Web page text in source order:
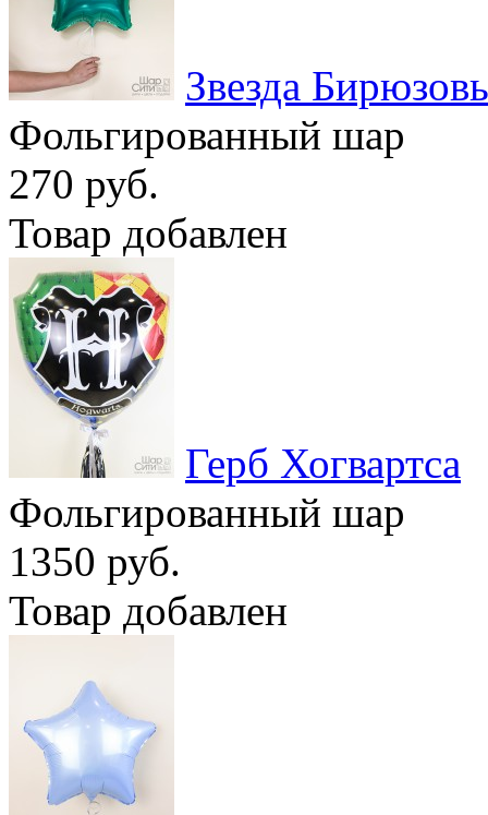
Звезда
Фольгированный шар
270 руб.
Товар добавлен
Герб Хогвартса
Фольгированный шар
1350 руб.
Товар добавлен